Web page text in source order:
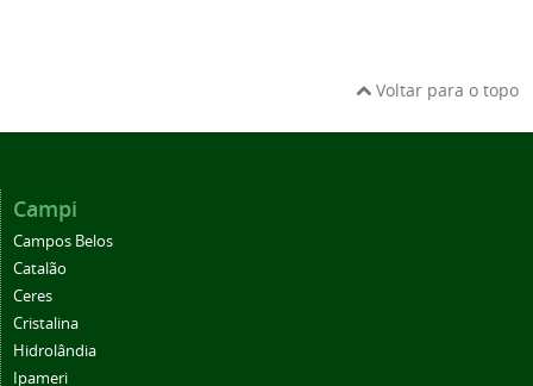
Voltar para o topo
Campi
Campos Belos
Catalão
Ceres
Cristalina
Hidrolândia
Ipameri